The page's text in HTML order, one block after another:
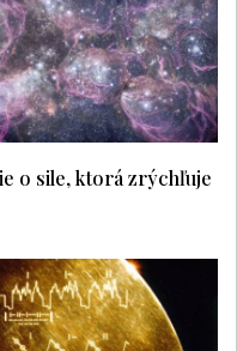
o sile, ktorá zrýchľuje